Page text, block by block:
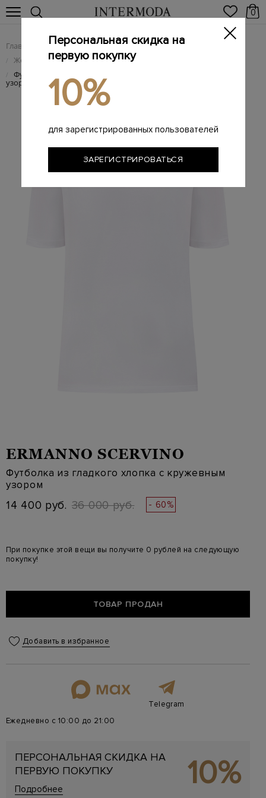
0
Главная Женщинам / Женская одежда
/ Женские футболки
/ Футболка из&nbsp;гладкого хлопка с&nbsp;кружевным
узором
ERMANNO SCERVINO
Футболка из гладкого хлопка с кружевным
узором
14 400 руб. 36 000 руб. - 60%
При покупке этой вещи вы получите 0 рублей на следующую
покупку!
ТОВАР ПРОДАН
Добавить в избранное
Telegram
Ежедневно с 10:00 до 21:00
ПЕРСОНАЛЬНАЯ СКИДКА НА
ПЕРВУЮ ПОКУПКУ
Подробнее 10%
Персональная скидка на
первую покупку
10%
для зарегистрированных пользователей
ЗАРЕГИСТРИРОВАТЬСЯ